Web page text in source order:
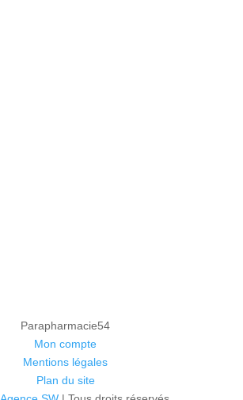
Parapharmacie54
Mon compte
Mentions légales
Plan du site